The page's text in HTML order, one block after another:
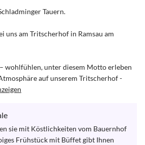
Tauern.
uns am Tritscherhof in Ramsau am
wohlfühlen, unter diesem Motto erleben
auf unserem Tritscherhof -
sie mit Köstlichkeiten vom Bauernhof
Frühstück mit Büffet gibt Ihnen